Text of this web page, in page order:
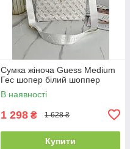
Сумка жіноча Guess Medium
Гес шопер білий шоппер
В наявності
1 298 ₴ 1 628 ₴
Купити